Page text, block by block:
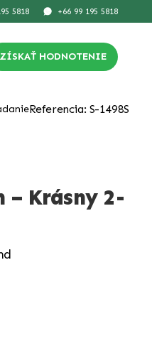
5818 +66 99 195 5818
ZÍSKAŤ HODNOTENIE
Referencia: S-1498S
– Krásny 2-